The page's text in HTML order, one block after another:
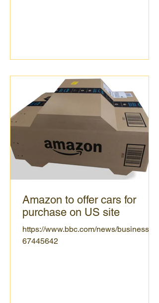
Amazon to offer cars for
purchase on US site
https://www.bbc.com/news/business-
67445642